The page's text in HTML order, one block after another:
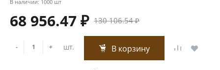
В наличии: 1000 шт
68 956.47 ₽ 130 106.54 ₽
- + шт. В корзину